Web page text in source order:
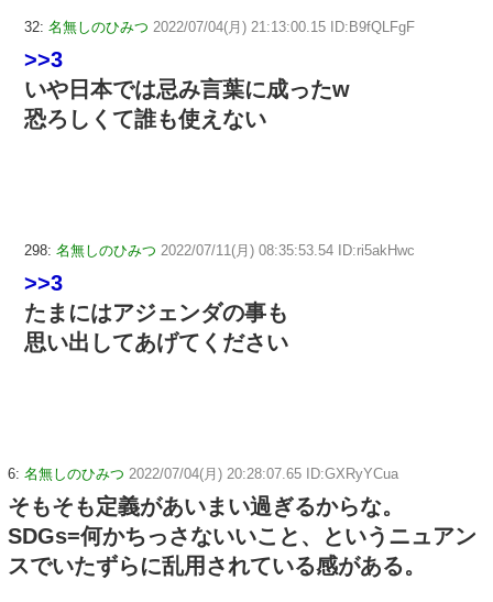
32: 名無しのひみつ 2022/07/04(月) 21:13:00.15 ID:B9fQLFgF
>>3
いや日本では忌み言葉に成ったw
恐ろしくて誰も使えない
298: 名無しのひみつ 2022/07/11(月) 08:35:53.54 ID:ri5akHwc
>>3
たまにはアジェンダの事も
思い出してあげてください
6: 名無しのひみつ 2022/07/04(月) 20:28:07.65 ID:GXRyYCua
そもそも定義があいまい過ぎるからな。
SDGs=何かちっさないいこと、というニュアン
スでいたずらに乱用されている感がある。